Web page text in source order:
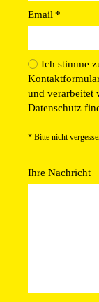
Email *
Ich stimme
und verarbeitet
Datenschutz
* Bitte nicht
Ihre Nachricht